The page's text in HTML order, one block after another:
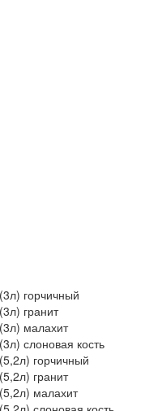
горчичный
гранит
малахит
слоновая кость
горчичный
гранит
малахит